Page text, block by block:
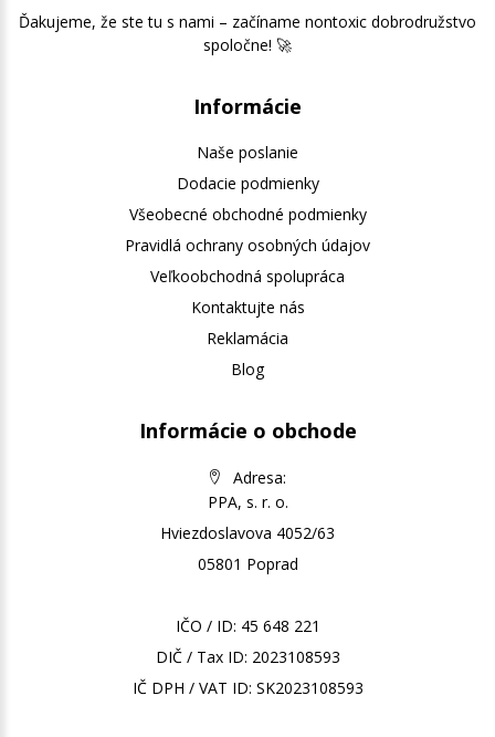
Ďakujeme, že ste tu s nami – začíname nontoxic dobrodružstvo
spoločne! 🚀
Informácie
Naše poslanie
Dodacie podmienky
Všeobecné obchodné podmienky
Pravidlá ochrany osobných údajov
Veľkoobchodná spolupráca
Kontaktujte nás
Reklamácia
Blog
Informácie o obchode
Adresa:
PPA, s. r. o.
Hviezdoslavova 4052/63
05801 Poprad
IČO / ID: 45 648 221
DIČ / Tax ID: 2023108593
IČ DPH / VAT ID: SK2023108593